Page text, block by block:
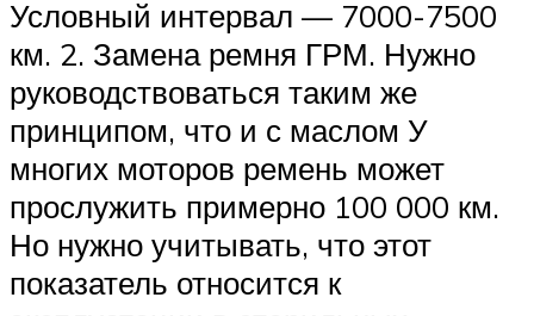
Условный интервал — 7000-7500
км. 2. Замена ремня ГРМ. Нужно
руководствоваться таким же
принципом, что и с маслом У
многих моторов ремень может
прослужить примерно 100 000 км.
Но нужно учитывать, что этот
показатель относится к